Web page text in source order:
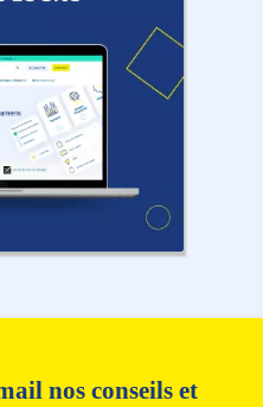
nos conseils et